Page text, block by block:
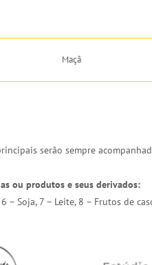
Maçã
serão sempre
ou produtos e seus derivados:
– Soja, 7 – Leite, 8 – Frutos de